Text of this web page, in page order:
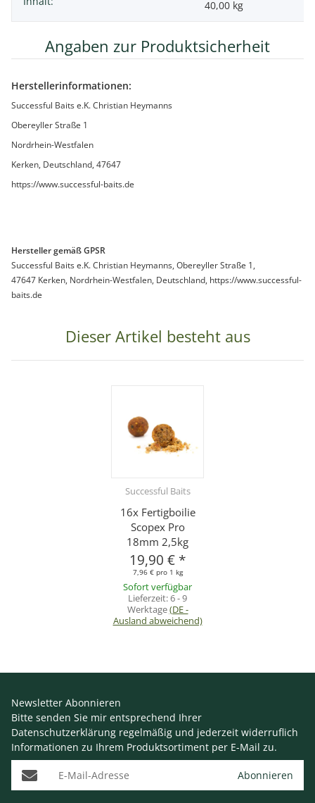
40,00 kg
Angaben zur Produktsicherheit
Herstellerinformationen:
Successful Baits e.K. Christian Heymanns
Obereyller Straße 1
Nordrhein-Westfalen
Kerken, Deutschland, 47647
https://www.successful-baits.de
Hersteller gemäß GPSR
Successful Baits e.K. Christian Heymanns, Obereyller Straße 1,
47647 Kerken, Nordrhein-Westfalen, Deutschland, https://www.successful-
baits.de
Dieser Artikel besteht aus
Successful Baits
16x Fertigboilie
Scopex Pro
18mm 2,5kg
19,90 € *
7,96 € pro 1 kg
Sofort verfügbar
Lieferzeit:6 - 9
Werktage(DE -
Ausland abweichend)
Newsletter Abonnieren
Bitte senden Sie mir entsprechend Ihrer
Datenschutzerklärung regelmäßig und jederzeit widerruflich
Informationen zu Ihrem Produktsortiment per E-Mail zu.
E-Mail-Adresse Abonnieren